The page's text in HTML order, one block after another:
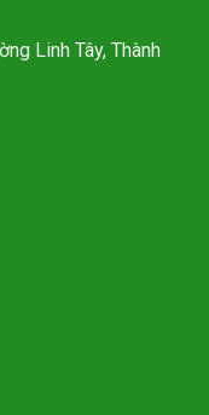
Linh Tây, Thành